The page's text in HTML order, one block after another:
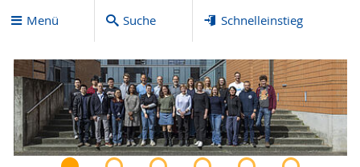
Menü Suche Schnelleinstieg